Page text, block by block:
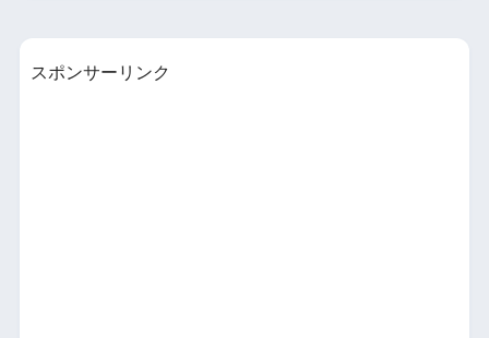
スポンサーリンク